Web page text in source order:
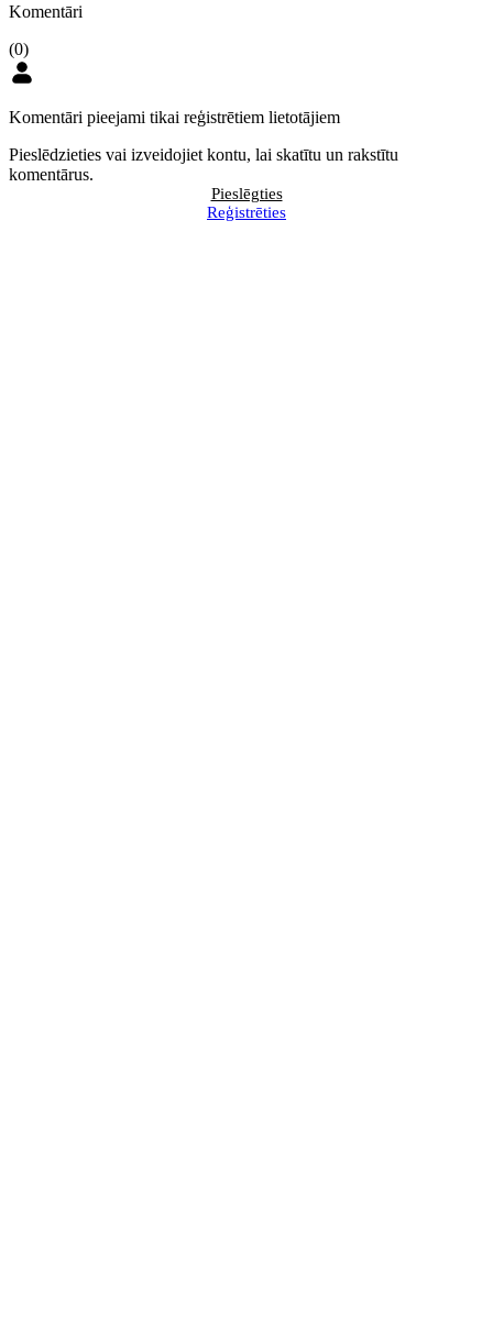
Komentāri
(0)
Komentāri pieejami tikai reģistrētiem lietotājiem
Pieslēdzieties vai izveidojiet kontu, lai skatītu un rakstītu
komentārus.
Pieslēgties
Reģistrēties